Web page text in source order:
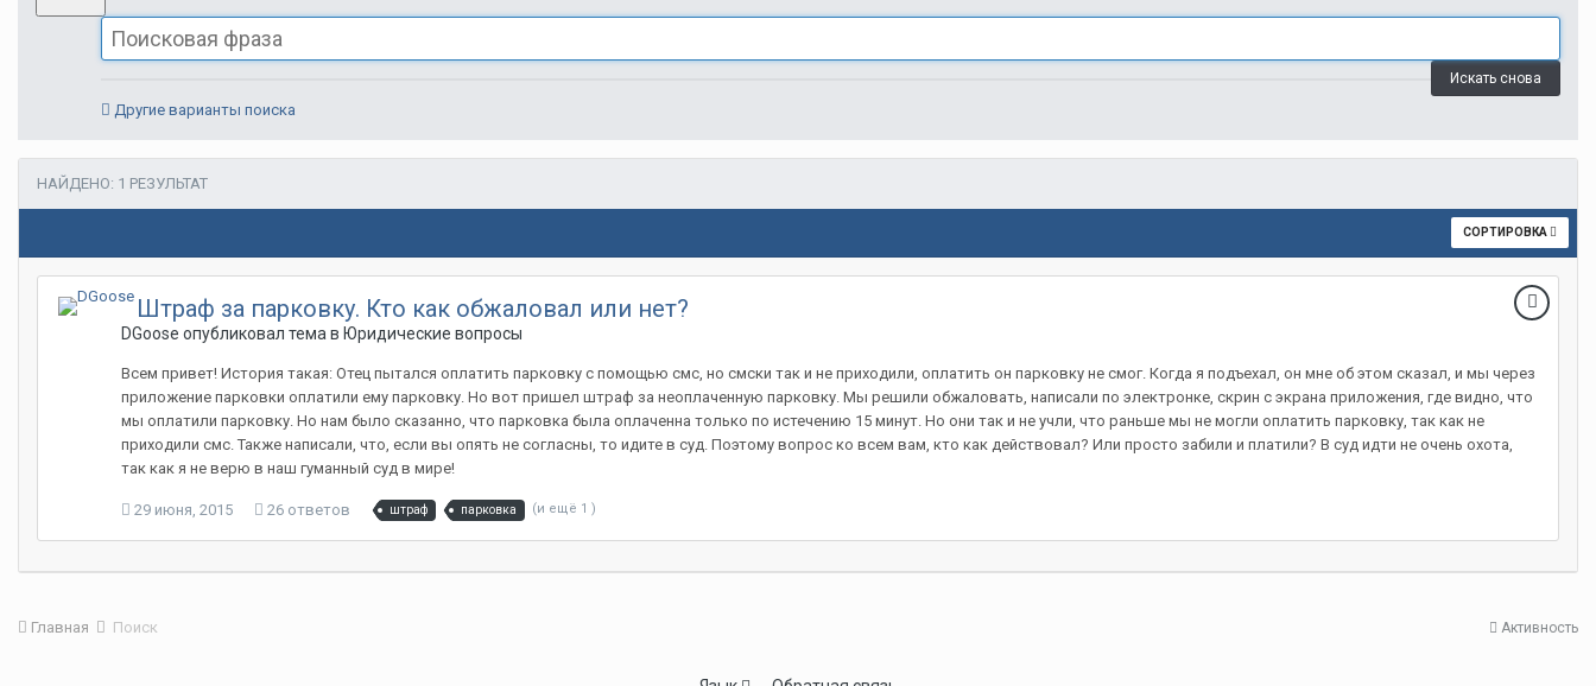
Искать снова
Другие варианты поиска
НАЙДЕНО: 1 РЕЗУЛЬТАТ
СОРТИРОВКА
Штраф за парковку. Кто как обжаловал или нет?
DGoose опубликовал тема в Юридические вопросы
Всем привет! История такая: Отец пытался оплатить парковку с помощью смс, но смски так и не приходили, оплатить он парковку не смог. Когда я подъехал, он мне об этом сказал, и мы через
приложение парковки оплатили ему парковку. Но вот пришел штраф за неоплаченную парковку. Мы решили обжаловать, написали по электронке, скрин с экрана приложения, где видно, что
мы оплатили парковку. Но нам было сказанно, что парковка была оплаченна только по истечению 15 минут. Но они так и не учли, что раньше мы не могли оплатить парковку, так как не
приходили смс. Также написали, что, если вы опять не согласны, то идите в суд. Поэтому вопрос ко всем вам, кто как действовал? Или просто забили и платили? В суд идти не очень охота,
так как я не верю в наш гуманный суд в мире!
29 июня, 2015 26 ответов штраф парковка (и ещё 1 )
Активность
Главная Поиск